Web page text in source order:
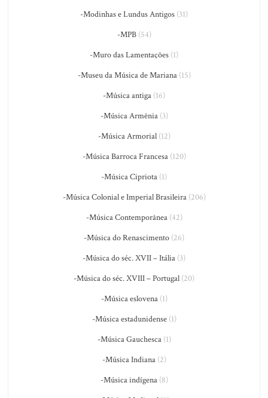
-Modinhas e Lundus Antigos (31)
-MPB(54)
-Muro das Lamentações (1)
-Museu da Música de Mariana(15)
-Música antiga (16)
-Música Armênia(3)
-Música Armorial(12)
-Música Barroca Francesa(120)
-Música Cipriota (1)
-Música Colonial e Imperial Brasileira(206)
-Música Contemporânea(42)
-Música do Renascimento (26)
-Música do séc. XVII – Itália (3)
-Música do séc. XVIII – Portugal (20)
-Música eslovena(1)
-Música estadunidense(1)
-Música Gauchesca(1)
-Música Indiana(2)
-Música indígena(8)